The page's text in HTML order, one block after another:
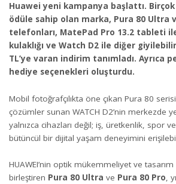
Huawei yeni kampanya başlattı.
ödüle sahip olan marka, Pura 80 Ultra
telefonları, MatePad Pro 13.2 tableti ile
kulaklığı ve Watch D2 ile diğer
TL’ye varan indirim tanımladı. Ayrıca
hediye seçenekleri oluşturdu.
Mobil fotoğrafçılıkta öne çıkan Pura 80
çözümler sunan WATCH D2’nin merkezde
yalnızca cihazları değil; iş, üretkenlik, spor
bütüncül bir dijital yaşam deneyimini
HUAWEI’nin optik mükemmeliyet ve
birleştiren Pura 80 Ultra ve Pura 80 Pro,